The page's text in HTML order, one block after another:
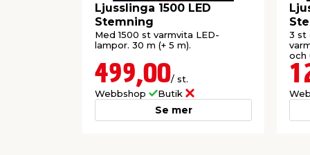
Ljusslinga 1500 LED
Stemning
Med 1500 st varmvita LED-
lampor. 30 m (+ 5 m).
499,00/ st.
Webbshop
Butik
Se mer
3 st
och